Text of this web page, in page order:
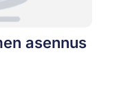
asennus